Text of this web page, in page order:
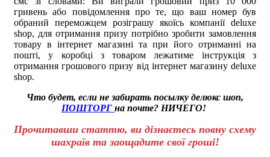
гривень або повідомлення про те, що ваш номер був
обраний переможцем розіграшу якоїсь компанії deluxe
shop, для отримання призу потрібно зробити замовлення
товару в інтернет магазині та при його отриманні на
пошті, у коробці з товаром лежатиме інструкція з
отримання грошового призу від інтернет магазину deluxe
shop.
Что будет, если не забирать посылку делюкс шоп,
ПОШТОРГ на почте? НИЧЕГО!
Прочитавши статтю, ви дізнаєтесь повну схему
шахраїв та заощадите свої гроші!